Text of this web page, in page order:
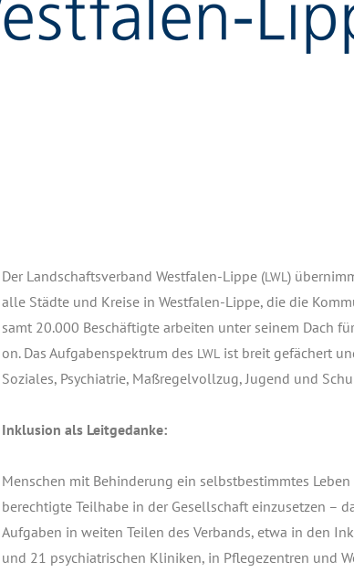
Der Land­schafts­ver­band West­fa­len-Lip­pe (LWL )
alle Städ­te und Krei­se in West­fa­len-Lip­pe, die die
samt 20.000 Beschäf­tig­te arbei­ten unter sei­nem Dach
on. Das Auf­ga­ben­spek­trum des LWL ist breit gefä­chert
Sozia­les, Psych­ia­trie, Maß­re­gel­voll­zug, Jugend und
Inklu­si­on als Leitgedanke:
Men­schen mit Behin­de­rung ein selbst­be­stimm­tes
be­rech­tig­te Teil­ha­be in der Gesell­schaft ein­zu­set­zen –
Auf­ga­ben in wei­ten Tei­len des Ver­bands, etwa in den
und 21 psych­ia­tri­schen Kli­ni­ken, in Pfle­ge­zen­tren und